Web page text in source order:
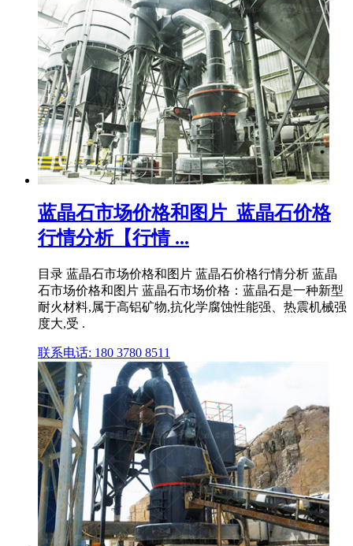
蓝晶石市场价格和图片_蓝晶石价格
行情分析【行情 ...
目录 蓝晶石市场价格和图片 蓝晶石价格行情分析 蓝晶
石市场价格和图片 蓝晶石市场价格：蓝晶石是一种新型
耐火材料,属于高铝矿物,抗化学腐蚀性能强、热震机械强
度大,受 .
联系电话: 180 3780 8511